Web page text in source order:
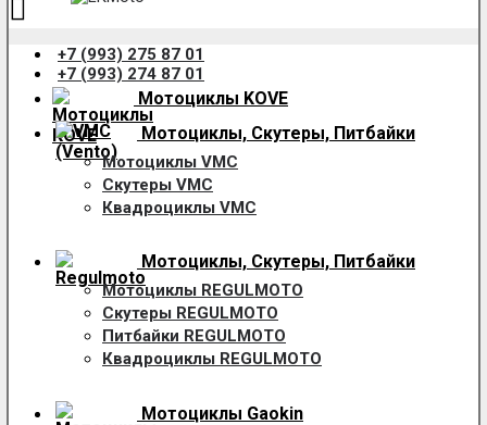
+7 (993) 275 87 01
+7 (993) 274 87 01
Мотоциклы KOVE
Мотоциклы, Скутеры, Питбайки
Мотоциклы VMC
Скутеры VMC
Квадроциклы VMC
Мотоциклы, Скутеры, Питбайки
Мотоциклы REGULMOTO
Скутеры REGULMOTO
Питбайки REGULMOTO
Квадроциклы REGULMOTO
Мотоциклы Gaokin